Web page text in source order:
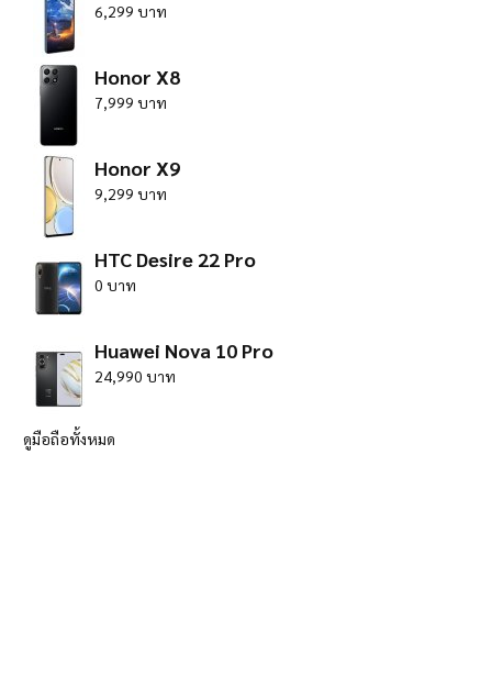
6,299 บาท
Honor X8
7,999 บาท
Honor X9
9,299 บาท
HTC Desire 22 Pro
0 บาท
Huawei Nova 10 Pro
24,990 บาท
ดูมือถือทั้งหมด